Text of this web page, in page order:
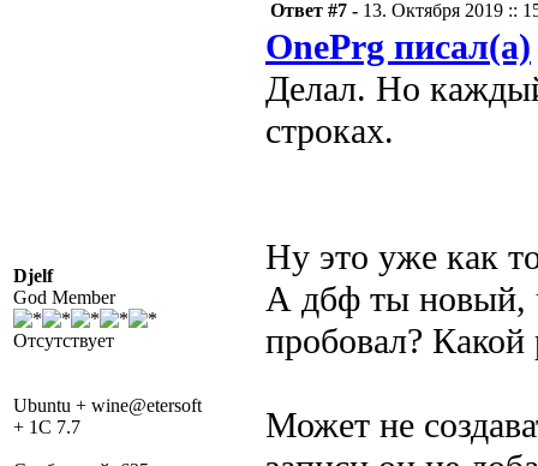
Djelf
God Member
Отсутствует
Ubuntu + wine@etersoft
+ 1C 7.7
Ответ #7 - 13. Октября 2019 ::
OnePrg писал(а)
Делал. Но
строках.
Ну это уже как
А дбф ты новый,
пробовал? Какой
Может не